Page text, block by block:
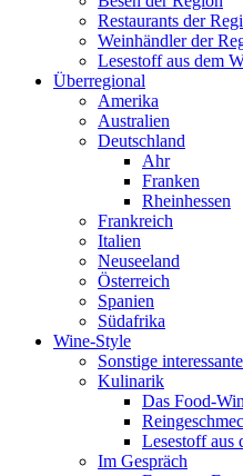
Restaurants der
Weinhändler der
Lesestoff aus dem
Überregional
Amerika
Australien
Deutschland
Ahr
Franken
Rheinhessen
Frankreich
Italien
Neuseeland
Österreich
Spanien
Südafrika
Wine-Style
Sonstige
Kulinarik
Das Food-
Lesestoff aus
Im Gespräch